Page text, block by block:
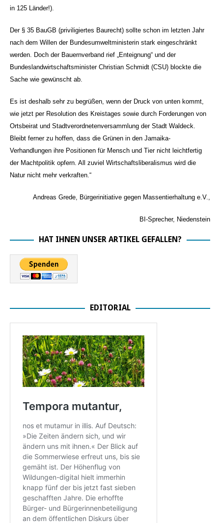
in 125 Länder!).
Der § 35 BauGB (priviligiertes Baurecht) sollte schon im letzten Jahr
nach dem Willen der Bundesumweltministerin stark eingeschränkt
werden. Doch der Bauernverband rief „Enteignung“ und der
Bundeslandwirtschaftsminister Christian Schmidt (CSU) blockte die
Sache wie gewünscht ab.
Es ist deshalb sehr zu begrüßen, wenn der Druck von unten kommt,
wie jetzt per Resolution des Kreistages sowie durch Forderungen von
Ortsbeirat und Stadtverordnetenversammlung der Stadt Waldeck.
Bleibt ferner zu hoffen, dass die Grünen in den Jamaika-
Verhandlungen ihre Positionen für Mensch und Tier nicht leichtfertig
der Machtpolitik opfern. All zuviel Wirtschaftsliberalismus wird die
Natur nicht mehr verkraften.“
Andreas Grede, Bürgerinitiative gegen Massentierhaltung e.V.,
BI-Sprecher, Niedenstein
HAT IHNEN UNSER ARTIKEL GEFALLEN?
EDITORIAL